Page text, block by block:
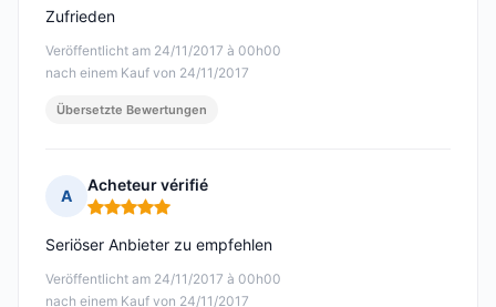
Veröffentlicht am 24/11/2017 à 00h00
nach einem Kauf von 24/11/2017
Zufrieden
Übersetzte Bewertungen
A
Acheteur vérifié
Hinweis: 5 von 5
Veröffentlicht am 24/11/2017 à 00h00
nach einem Kauf von 24/11/2017
Seriöser Anbieter zu empfehlen